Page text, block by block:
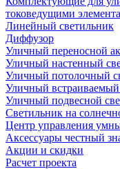
токоведущими
Линейный светильник
Диффузор
Уличный переносной
Уличный настенный
Уличный потолочный
Уличный встраиваемый
Уличный подвесной
Светильник на
Центр управления
Аксессуары честный
Акции и скидки
Расчет проекта